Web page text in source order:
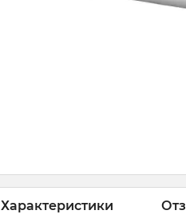
Характеристики